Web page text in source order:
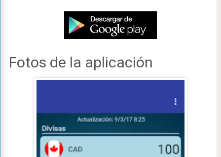
Fotos de la aplicación